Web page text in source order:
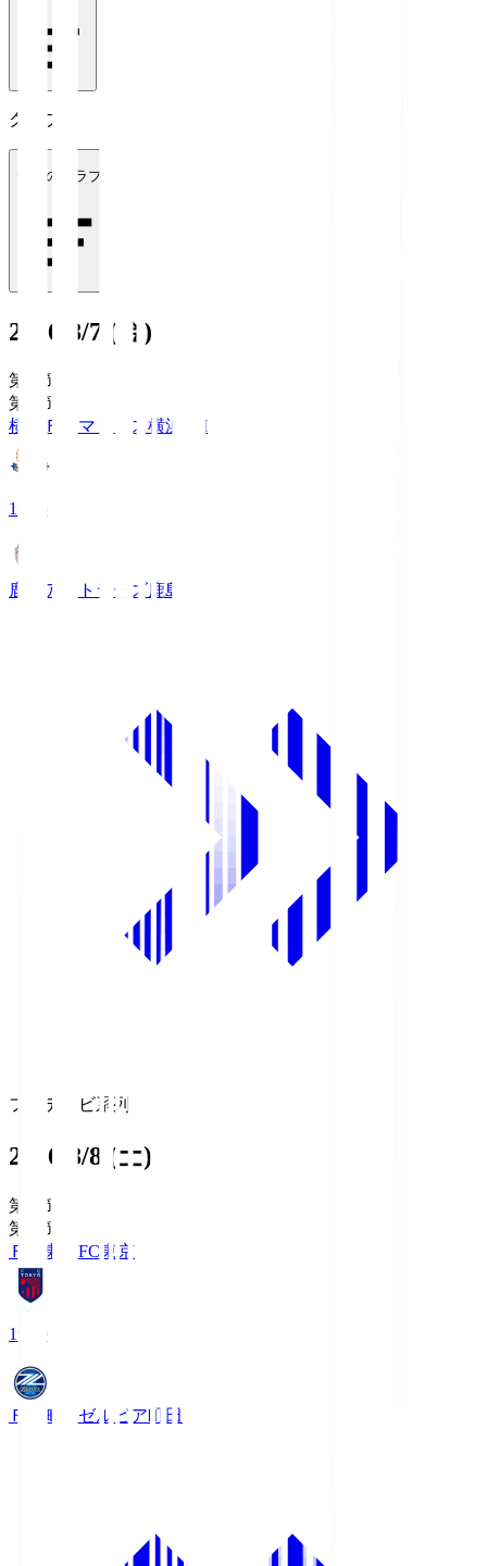
クラブ
全てのクラブ
2026/8/7 (金)
第1節
第1節
横浜Ｆ・マリノス横浜FM
19:25
鹿島アントラーズ鹿島
フジテレビ系列
2026/8/8 (土)
第1節
第1節
ＦＣ東京 FC東京
19:00
ＦＣ町田ゼルビア町田